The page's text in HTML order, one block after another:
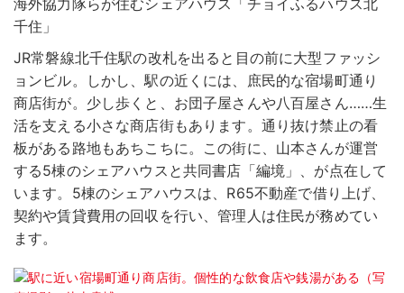
海外協力隊らが住むシェアハウス「チョイふるハウス北
千住」
JR常磐線北千住駅の改札を出ると目の前に大型ファッシ
ョンビル。しかし、駅の近くには、庶民的な宿場町通り
商店街が。少し歩くと、お団子屋さんや八百屋さん……生
活を支える小さな商店街もあります。通り抜け禁止の看
板がある路地もあちこちに。この街に、山本さんが運営
する5棟のシェアハウスと共同書店「編境」、が点在して
います。5棟のシェアハウスは、R65不動産で借り上げ、
契約や賃貸費用の回収を行い、管理人は住民が務めてい
ます。